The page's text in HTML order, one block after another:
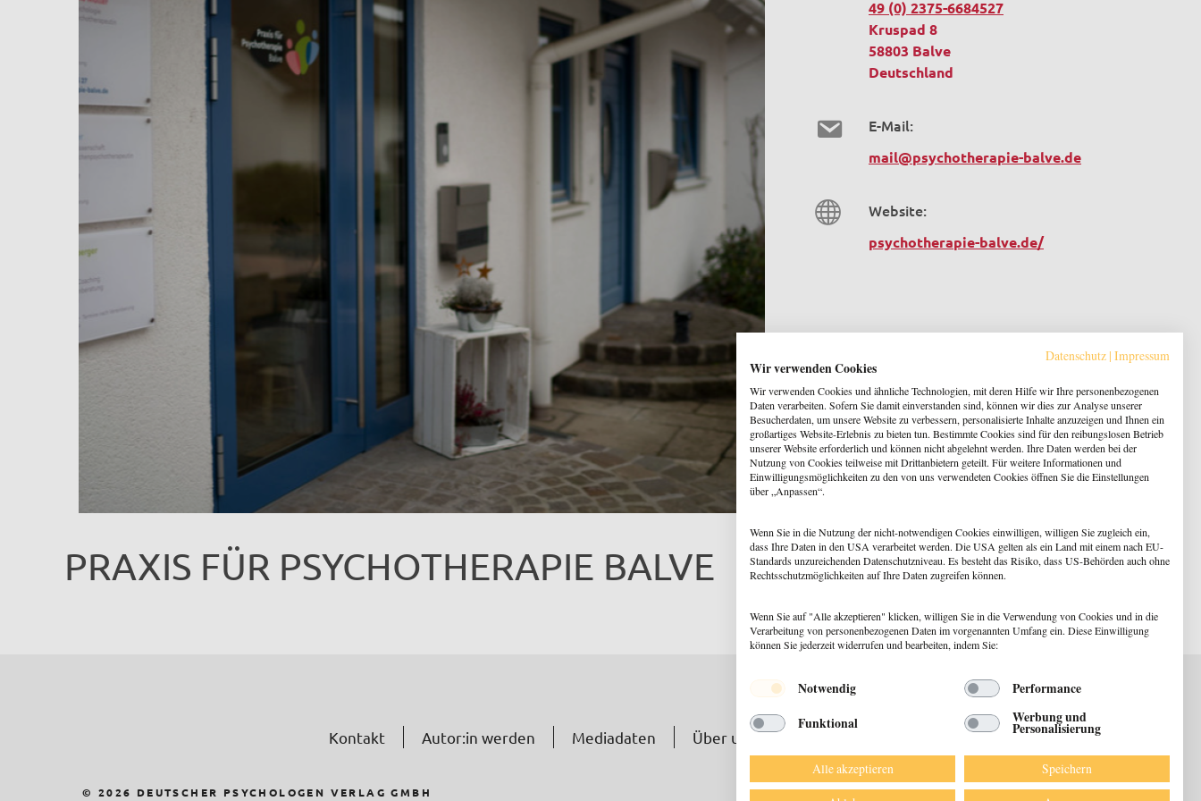
PRAXIS FÜR PSYCHOTHERAPIE BALVE
49 (0) 2375-6684527
Kruspad 8
58803 Balve
Deutschland
E-Mail:
mail@psychotherapie-balve.de
Website:
psychotherapie-balve.de/
Kontakt Autor:in werden Mediadaten Über uns
© 2026 DEUTSCHER PSYCHOLOGEN VERLAG GMBH DATENSCHUTZ IMPRESSUM AGB
Datenschutz | Impressum
Wir verwenden Cookies
Wir verwenden Cookies und ähnliche Technologien, mit deren Hilfe wir Ihre personenbezogenen
Daten verarbeiten. Sofern Sie damit einverstanden sind, können wir dies zur Analyse unserer
Besucherdaten, um unsere Website zu verbessern, personalisierte Inhalte anzuzeigen und Ihnen ein
großartiges Website-Erlebnis zu bieten tun. Bestimmte Cookies sind für den reibungslosen Betrieb
unserer Website erforderlich und können nicht abgelehnt werden. Ihre Daten werden bei der
Nutzung von Cookies teilweise mit Drittanbietern geteilt. Für weitere Informationen und
Einwilligungsmöglichkeiten zu den von uns verwendeten Cookies öffnen Sie die Einstellungen
über „Anpassen“.
Wenn Sie in die Nutzung der nicht-notwendigen Cookies einwilligen, willigen Sie zugleich ein,
dass Ihre Daten in den USA verarbeitet werden. Die USA gelten als ein Land mit einem nach EU-
Standards unzureichenden Datenschutzniveau. Es besteht das Risiko, dass US-Behörden auch ohne
Rechtsschutzmöglichkeiten auf Ihre Daten zugreifen können.
Wenn Sie auf "Alle akzeptieren" klicken, willigen Sie in die Verwendung von Cookies und in die
Verarbeitung von personenbezogenen Daten im vorgenannten Umfang ein. Diese Einwilligung
können Sie jederzeit widerrufen und bearbeiten, indem Sie:
Notwendig
Performance
Funktional
Werbung und
Personalisierung
Alle akzeptieren
Speichern